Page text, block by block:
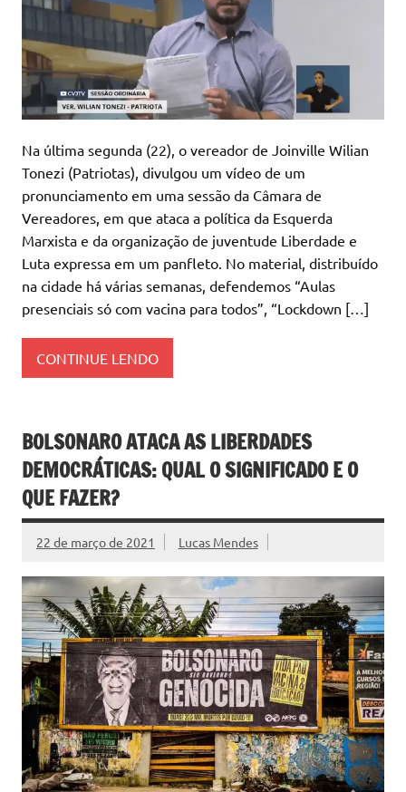
Na última segunda (22), o vereador de Joinville Wilian
Tonezi (Patriotas), divulgou um vídeo de um
pronunciamento em uma sessão da Câmara de
Vereadores, em que ataca a política da Esquerda
Marxista e da organização de juventude Liberdade e
Luta expressa em um panfleto. No material, distribuído
na cidade há várias semanas, defendemos “Aulas
presenciais só com vacina para todos”, “Lockdown […]
CONTINUE LENDO
BOLSONARO ATACA AS LIBERDADES
DEMOCRÁTICAS: QUAL O SIGNIFICADO E O
QUE FAZER?
22 de março de 2021 Lucas Mendes